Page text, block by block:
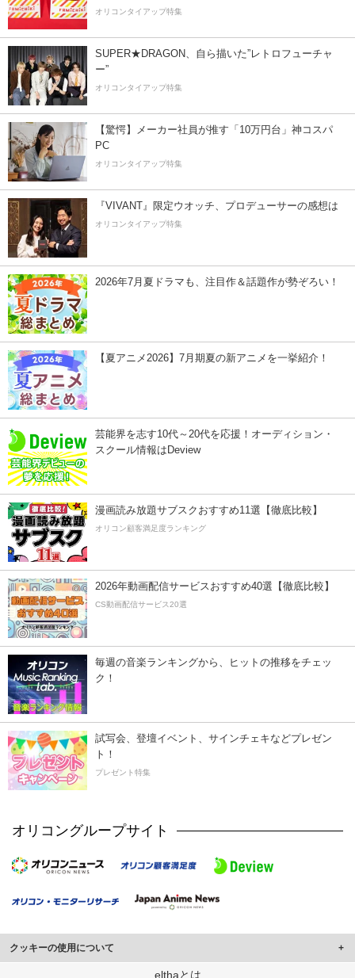
オリコンタイアップ特集
SUPER★DRAGON、自ら描いた”レトロフューチャ
ー”
オリコンタイアップ特集
【驚愕】メーカー社員が推す「10万円台」神コスパ
PC
オリコンタイアップ特集
『VIVANT』限定ウオッチ、プロデューサーの感想は
オリコンタイアップ特集
2026年7月夏ドラマも、注目作＆話題作が勢ぞろい！
【夏アニメ2026】7月期夏の新アニメを一挙紹介！
芸能界を志す10代～20代を応援！オーディション・
スクール情報はDeview
漫画読み放題サブスクおすすめ11選【徹底比較】
オリコン顧客満足度ランキング
2026年動画配信サービスおすすめ40選【徹底比較】
CS動画配信サービス20選
毎週の音楽ランキングから、ヒットの推移をチェッ
ク！
試写会、登壇イベント、サインチェキなどプレゼン
ト！
プレゼント特集
オリコングループサイト
クッキーの使用について
このサイトでは Cookie を使用して、ユーザーに合わせたコンテンツや広告の
elthaとは